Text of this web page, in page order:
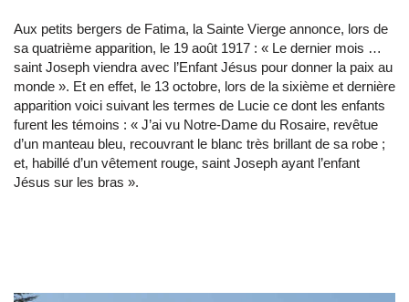
Aux petits bergers de Fatima, la Sainte Vierge annonce, lors de
sa quatrième apparition, le 19 août 1917 : « Le dernier mois …
saint Joseph viendra avec l’Enfant Jésus pour donner la paix au
monde ». Et en effet, le 13 octobre, lors de la sixième et dernière
apparition voici suivant les termes de Lucie ce dont les enfants
furent les témoins : « J’ai vu Notre-Dame du Rosaire, revêtue
d’un manteau bleu, recouvrant le blanc très brillant de sa robe ;
et, habillé d’un vêtement rouge, saint Joseph ayant l’enfant
Jésus sur les bras ».